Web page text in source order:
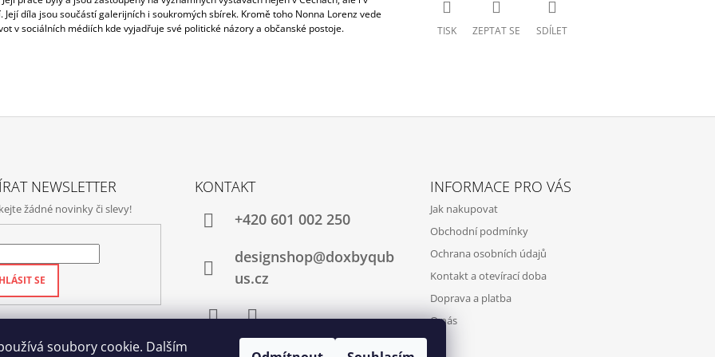
soubory cookie. Dalším
Její díla jsou součástí galerijních i soukromých sbírek. Kromě toho Nonna Lorenz vede
v sociálních médiích kde vyjadřuje své politické názory a občanské postoje.
TISK ZEPTAT SE SDÍLET
NEWSLETTER
žádné novinky či slevy!
SE
KONTAKT
+420‭ 601 002 250
designshop@doxbyqub
us.cz
FacebookInstagram
INFORMACE PRO VÁS
Jak nakupovat
Obchodní podmínky
Ochrana osobních údajů
Kontakt a otevírací doba
Doprava a platba
O nás